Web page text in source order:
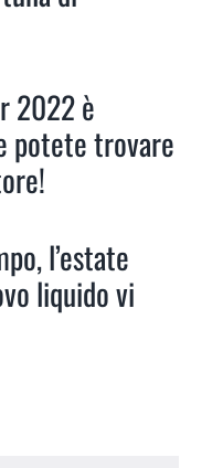
2022 è
potete trovare
l’estate
liquido vi